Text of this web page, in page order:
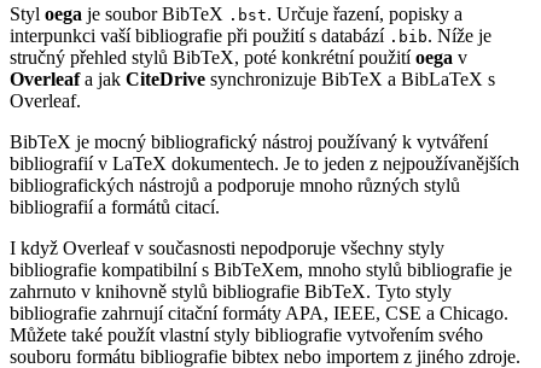
Styl oega je soubor BibTeX .bst. Určuje řazení, popisky a
interpunkci vaší bibliografie při použití s databází .bib. Níže je
stručný přehled stylů BibTeX, poté konkrétní použitíoega v
Overleafa jak CiteDrive synchronizuje BibTeX a BibLaTeX s
Overleaf.
BibTeX je mocný bibliografický nástroj používaný k vytváření
bibliografií v LaTeX dokumentech. Je to jeden z nejpoužívanějších
bibliografických nástrojů a podporuje mnoho různých stylů
bibliografií a formátů citací.
I když Overleaf v současnosti nepodporuje všechny styly
bibliografie kompatibilní s BibTeXem, mnoho stylů bibliografie je
zahrnuto v knihovně stylů bibliografie BibTeX. Tyto styly
bibliografie zahrnují citační formáty APA, IEEE, CSE a Chicago.
Můžete také použít vlastní styly bibliografie vytvořením svého
souboru formátu bibliografie bibtex nebo importem z jiného zdroje.